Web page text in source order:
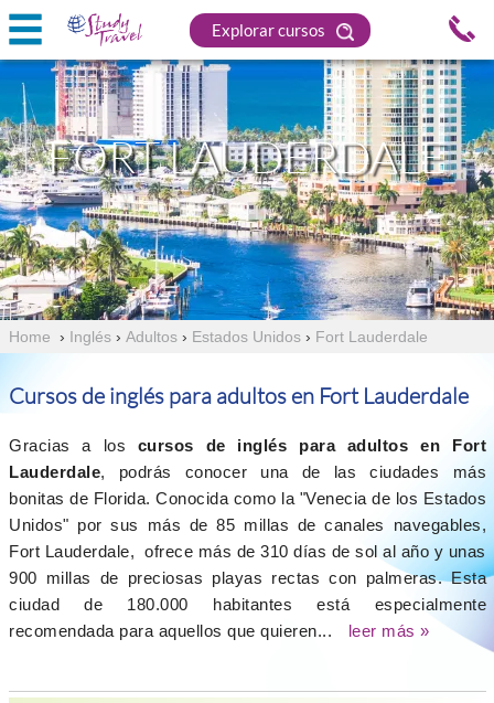
Explorar cursos
FORT LAUDERDALE
Home › Inglés › Adultos › Estados Unidos › Fort Lauderdale
Cursos de inglés para adultos en Fort Lauderdale
Gracias a los cursos de inglés para adultos en Fort
Lauderdale, podrás conocer una de las ciudades más
bonitas de Florida. Conocida como la "Venecia de los Estados
Unidos" por sus más de 85 millas de canales navegables,
Fort Lauderdale, ofrece más de 310 días de sol al año y unas
900 millas de preciosas playas rectas con palmeras. Esta
ciudad de 180.000 habitantes está especialmente
recomendada para aquellos que quieren...
leer más »